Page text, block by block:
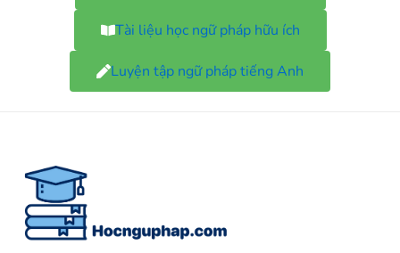
Tài liệu học ngữ pháp hữu ích
Luyện tập ngữ pháp tiếng Anh